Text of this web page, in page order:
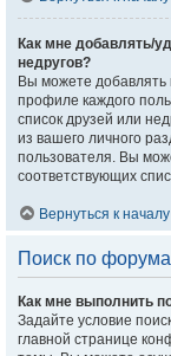
Как мне добавлять/
недругов?
Вы можете добавлять
профиле каждого
список друзей или
из вашего личного
пользователя. Вы
соответствующих
Вернуться к началу
Поиск по
Как мне выполнить
Задайте условие
главной странице